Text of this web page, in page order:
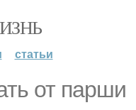
статьи
от парши